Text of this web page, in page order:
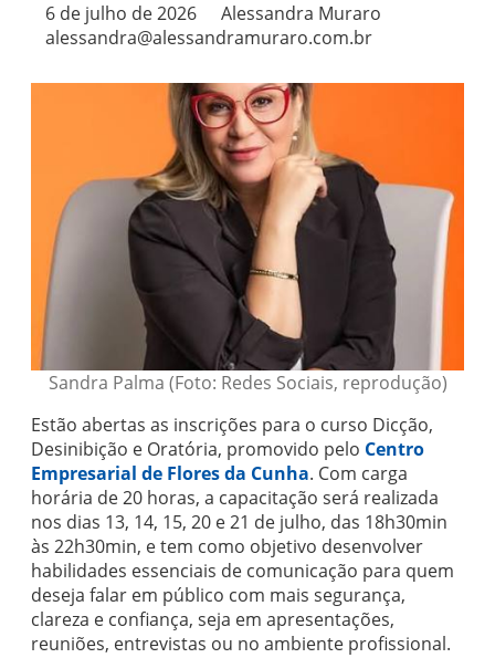
6 de julho de 2026
Alessandra Muraro
alessandra@alessandramuraro.com.br
Sandra Palma (Foto: Redes Sociais, reprodução)
Estão abertas as inscrições para o curso Dicção,
Desinibição e Oratória, promovido pelo Centro
Empresarial de Flores da Cunha. Com carga
horária de 20 horas, a capacitação será realizada
nos dias 13, 14, 15, 20 e 21 de julho, das 18h30min
às 22h30min, e tem como objetivo desenvolver
habilidades essenciais de comunicação para quem
deseja falar em público com mais segurança,
clareza e confiança, seja em apresentações,
reuniões, entrevistas ou no ambiente profissional.